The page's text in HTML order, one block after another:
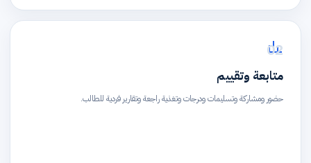
02
متابعة وتقييم
حضور ومشاركة وتسليمات ودرجات وتغذية راجعة وتقارير فردية للطالب.